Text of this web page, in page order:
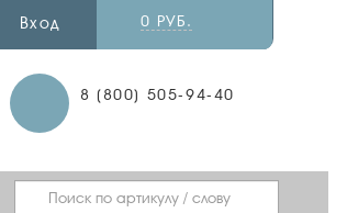
8 (800) 505-94-40
Вход 0 РУБ.